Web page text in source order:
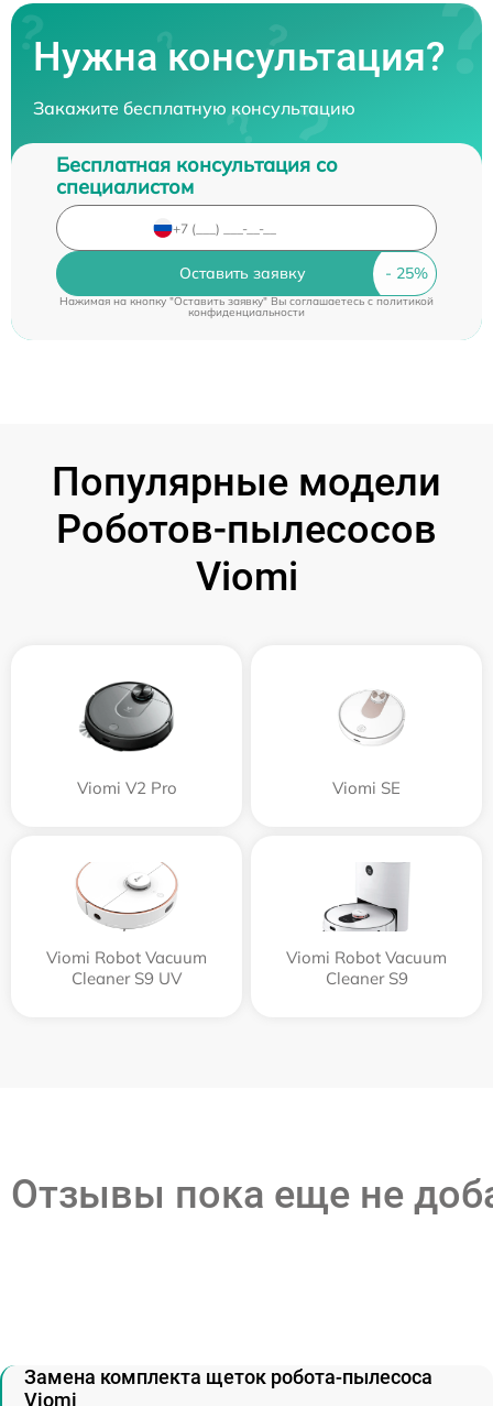
Нужна консультация?
Закажите бесплатную консультацию
Бесплатная консультация со
специалистом
Оставить заявку
Нажимая на кнопку "Оставить заявку" Вы соглашаетесь c политикой
конфиденциальности
Популярные модели
Роботов-пылесосов
Viomi
Viomi V2 Pro Viomi SE
Viomi Robot Vacuum
Cleaner S9 UV
Viomi Robot Vacuum
Cleaner S9
Отзывы пока еще не
Замена комплекта щеток робота-пылесоса
Viomi